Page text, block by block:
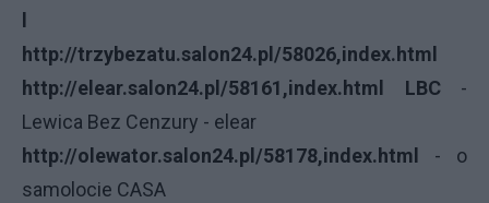
http://trzybezatu.salon24.pl/58026,index.html
http://elear.salon24.pl/58161,index.html
LBC -
Lewica Bez Cenzury - elear
http://olewator.salon24.pl/58178,index.html
- o
samolocie CASA